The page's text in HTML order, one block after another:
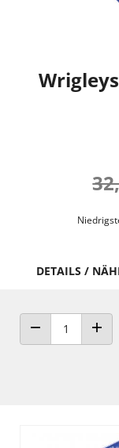
DETAILS /
ANZAHL